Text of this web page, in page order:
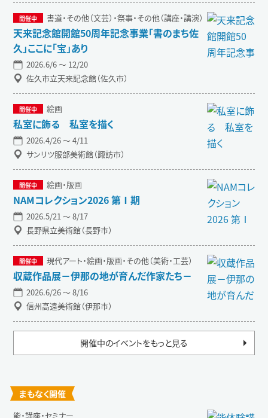
書道・その他（文芸）・祭事・その他（講座・講演）
天来記念館開館50周年記念事業「書のまち佐
久」ここに「宝」あり
2026.6/6 〜 12/20
佐久市立天来記念館（佐久市）
絵画
私室に飾る 私室を描く
2026.4/26 〜 4/11
サンリツ服部美術館（諏訪市）
絵画・版画
NAMコレクション2026 第Ⅰ期
2026.5/21 〜 8/17
長野県立美術館（長野市）
現代アート・絵画・版画・その他（美術・工芸）
収蔵作品展－伊那の地が育んだ作家たち－
2026.6/26 〜 8/16
信州高遠美術館（伊那市）
開催中のイベントをもっと見る
まもなく開催
能・講座・セミナー